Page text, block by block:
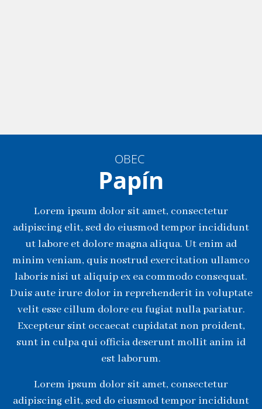
OBEC
Papín
Lorem ipsum dolor sit amet, consectetur
adipiscing elit, sed do eiusmod tempor incididunt
ut labore et dolore magna aliqua. Ut enim ad
minim veniam, quis nostrud exercitation ullamco
laboris nisi ut aliquip ex ea commodo consequat.
Duis aute irure dolor in reprehenderit in voluptate
velit esse cillum dolore eu fugiat nulla pariatur.
Excepteur sint occaecat cupidatat non proident,
sunt in culpa qui officia deserunt mollit anim id
est laborum.
Lorem ipsum dolor sit amet, consectetur
adipiscing elit, sed do eiusmod tempor incididunt